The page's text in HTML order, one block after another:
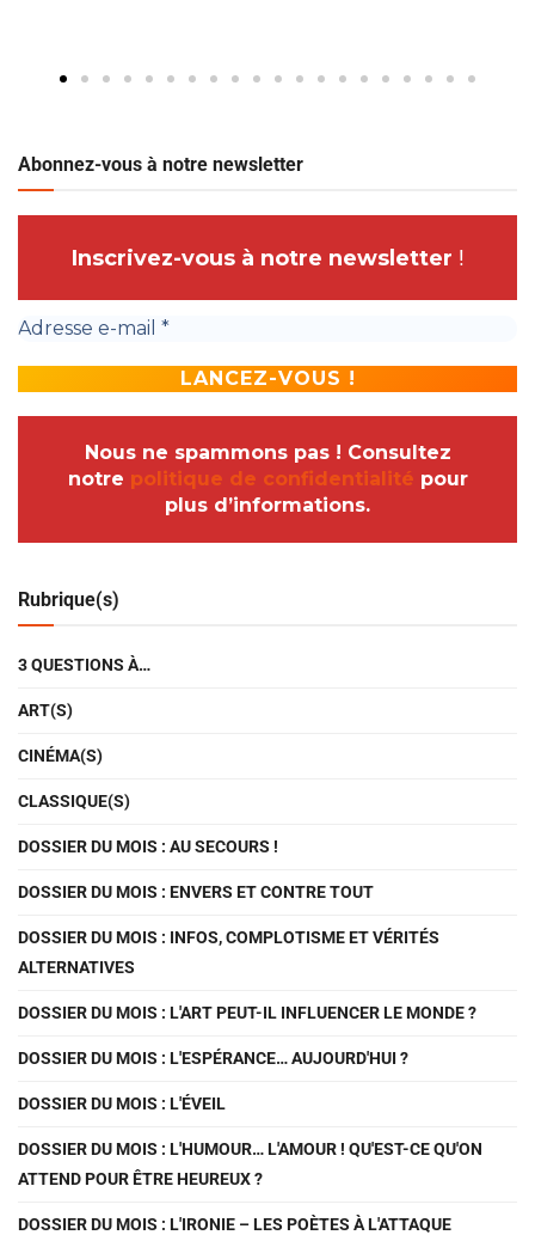
Abonnez-vous à notre newsletter
Inscrivez-vous à notre newsletter !
Nous ne spammons pas ! Consultez
notre politique de confidentialité pour
plus d’informations.
Rubrique(s)
3 QUESTIONS À…
ART(S)
CINÉMA(S)
CLASSIQUE(S)
DOSSIER DU MOIS : AU SECOURS !
DOSSIER DU MOIS : ENVERS ET CONTRE TOUT
DOSSIER DU MOIS : INFOS, COMPLOTISME ET VÉRITÉS
ALTERNATIVES
DOSSIER DU MOIS : L'ART PEUT-IL INFLUENCER LE MONDE ?
DOSSIER DU MOIS : L'ESPÉRANCE… AUJOURD'HUI ?
DOSSIER DU MOIS : L'ÉVEIL
DOSSIER DU MOIS : L'HUMOUR… L'AMOUR ! QU'EST-CE QU'ON
ATTEND POUR ÊTRE HEUREUX ?
DOSSIER DU MOIS : L'IRONIE – LES POÈTES À L'ATTAQUE